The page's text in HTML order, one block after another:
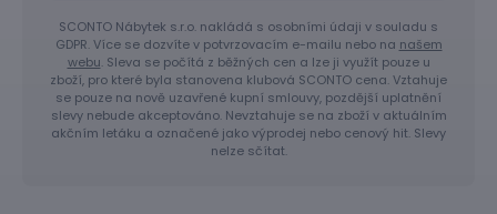
SCONTO Nábytek s.r.o. nakládá s osobními údaji v souladu s
GDPR. Více se dozvíte v potvrzovacím e-mailu nebo na našem
webu. Sleva se počítá z běžných cen a lze ji využít pouze u
zboží, pro které byla stanovena klubová SCONTO cena. Vztahuje
se pouze na nově uzavřené kupní smlouvy, pozdější uplatnění
slevy nebude akceptováno. Nevztahuje se na zboží v aktuálním
akčním letáku a označené jako výprodej nebo cenový hit. Slevy
nelze sčítat.